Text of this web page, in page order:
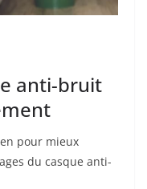
anti-bruit
pour mieux
du casque anti-